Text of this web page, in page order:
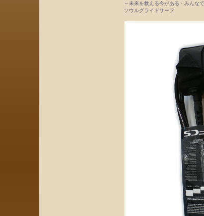
～未来を救える今がある・みんな
ソウルグライドサーフ